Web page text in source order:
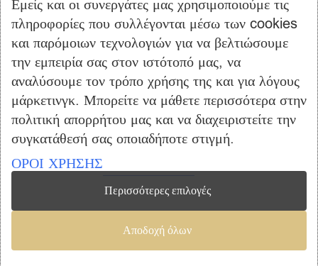
Επικοινωνία
ΠΛΗΡΟΦΟΡΙΕΣ
Όροι Χρήσης
Τρόποι Πληρωμής – Αποστολής
Προσωπικά Δεδομένα
Πολιτική Επιστροφής Προϊόντων
Vrisko.gr
Εμείς και οι συνεργάτες μας χρησιμοποιούμε τις
πληροφορίες που συλλέγονται μέσω των cookies
και παρόμοιων τεχνολογιών για να βελτιώσουμε
την εμπειρία σας στον ιστότοπό μας, να
αναλύσουμε τον τρόπο χρήσης της και για λόγους
μάρκετινγκ. Μπορείτε να μάθετε περισσότερα στην
πολιτική απορρήτου μας και να διαχειριστείτε την
συγκατάθεσή σας οποιαδήποτε στιγμή.
ΟΡΟΙ ΧΡΗΣΗΣ
Περισσότερες επιλογές
Αποδοχή όλων